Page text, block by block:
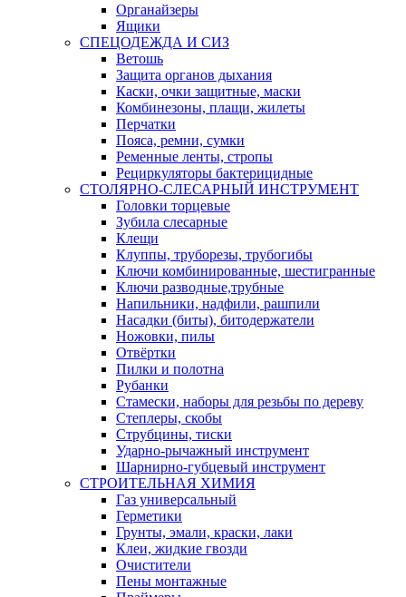
Органайзеры
Ящики
СПЕЦОДЕЖДА И СИЗ
Ветошь
Защита органов дыхания
Каски, очки защитные, маски
Комбинезоны, плащи, жилеты
Перчатки
Пояса, ремни, сумки
Ременные ленты, стропы
Рециркуляторы бактерицидные
СТОЛЯРНО-СЛЕСАРНЫЙ ИНСТРУМЕНТ
Головки торцевые
Зубила слесарные
Клещи
Клуппы, труборезы, трубогибы
Ключи комбинированные, шестигранные
Ключи разводные,трубные
Напильники, надфили, рашпили
Насадки (биты), битодержатели
Ножовки, пилы
Отвёртки
Пилки и полотна
Рубанки
Стамески, наборы для резьбы по дереву
Степлеры, скобы
Струбцины, тиски
Ударно-рычажный инструмент
Шарнирно-губцевый инструмент
СТРОИТЕЛЬНАЯ ХИМИЯ
Газ универсальный
Герметики
Грунты, эмали, краски, лаки
Клеи, жидкие гвозди
Очистители
Пены монтажные